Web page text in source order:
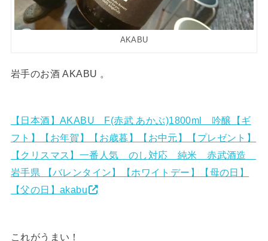
AKABU
岩手のお酒 AKABU 。
【日本酒】AKABU F(赤武 あかぶ)1800ml 吟醸【ギ
フト】【お年賀】【お歳暮】【お中元】【プレゼント】
【クリスマス】一番人気 のし対応 純米 赤武酒造
岩手県 【バレンタイン】【ホワイトデー】【母の日】
【父の日】akabu
これがうまい！